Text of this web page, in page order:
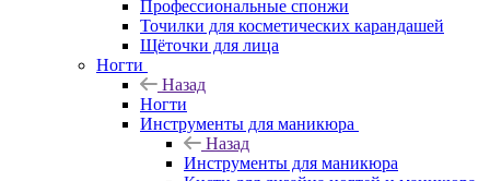
Профессиональные спонжи
Точилки для косметических карандашей
Щёточки для лица
Ногти
Назад
Ногти
Инструменты для маникюра
Назад
Инструменты для маникюра